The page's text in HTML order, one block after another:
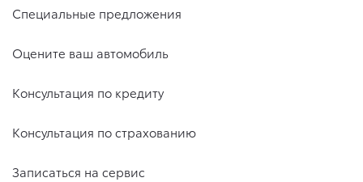
Специальные предложения
Оцените ваш автомобиль
Консультация по кредиту
Консультация по страхованию
Записаться на сервис